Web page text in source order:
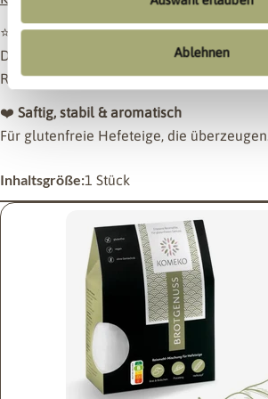
Ablehnen
⭐
Ohne zusätzliche Bindemittel
Die Backfähigkeit entsteht allein durch die
Reismehlmischung.
❤️ Saftig, stabil & aromatisch
Für glutenfreie Hefeteige, die
Inhaltsgröße:1 Stück
Stelle eine Frage
Dein